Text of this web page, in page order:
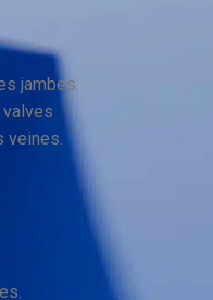
jambes.
veines.